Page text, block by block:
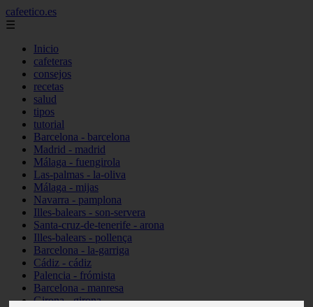
cafeetico.es
☰
Inicio
cafeteras
consejos
recetas
salud
tipos
tutorial
Barcelona - barcelona
Madrid - madrid
Málaga - fuengirola
Las-palmas - la-oliva
Málaga - mijas
Navarra - pamplona
Illes-balears - son-servera
Santa-cruz-de-tenerife - arona
Illes-balears - pollença
Barcelona - la-garriga
Cádiz - cádiz
Palencia - frómista
Barcelona - manresa
Girona - girona